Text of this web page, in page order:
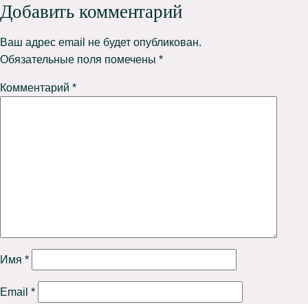
Добавить комментарий
Ваш адрес email не будет опубликован.
Обязательные поля помечены *
Комментарий *
Имя *
Email *